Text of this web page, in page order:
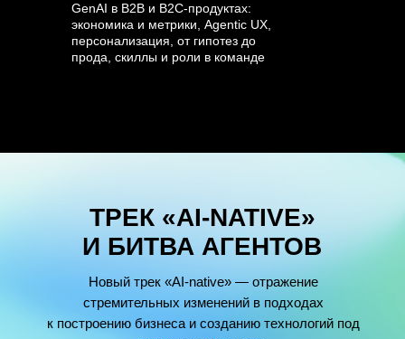
GenAI в B2B и B2C-продуктах:
экономика и метрики, Agentic UX,
персонализация, от гипотез до
прода, скиллы и роли в команде